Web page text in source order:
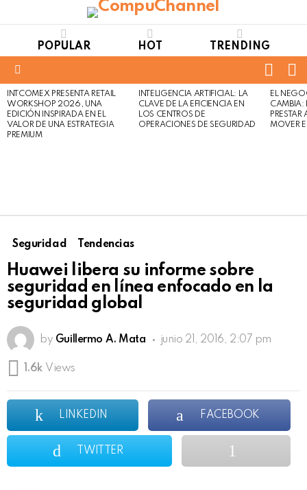
POPULAR HOT TRENDING
LATEST
STORIES
INTCOMEX PRESENTA RETAIL
WORKSHOP 2026, UNA
EDICIÓN INSPIRADA EN EL
VALOR DE UNA ESTRATEGIA
PREMIUM
INTELIGENCIA ARTIFICIAL: LA
CLAVE DE LA EFICIENCIA EN
LOS CENTROS DE
OPERACIONES DE SEGURIDAD
EL
CAMBIA:
MOVER
Seguridad Tendencias
Huawei libera su informe sobre
seguridad en línea enfocado en la
seguridad global
by Guillermo A. Mata junio 21, 2016, 2:07 pm
1.6k Views
LINKEDIN FACEBOOK
TWITTER